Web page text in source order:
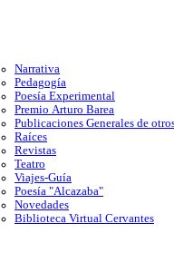
Narrativa
Pedagogía
Poesía Experimental
Premio Arturo Barea
Publicaciones Generales de
Raíces
Revistas
Teatro
Viajes-Guía
Poesía "Alcazaba"
Novedades
Biblioteca Virtual Cervantes